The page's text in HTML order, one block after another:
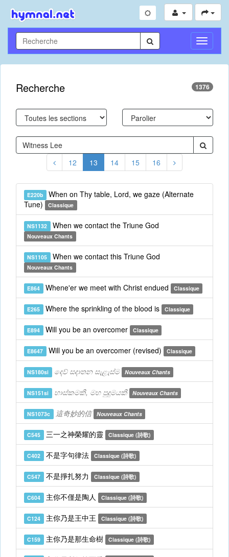
Toggle
Recherche 1376
12 13 14 15 16
E220b When on Thy table, Lord, we gaze (Alternate
Tune)
Classique
NS1132 When we contact the Triune God
Nouveaux Chants
NS1105 When we contact this Triune God
Nouveaux Chants
E864 Whene'er we meet with Christ endued Classique
E265 Where the sprinkling of the blood is Classique
E894 Will you be an overcomer Classique
E8647 Will you be an overcomer (revised) Classique
NS180si දෙව් සදාතන සැළැස්ම Nouveaux Chants
NS151si හාස්කමකී, මහ පුදුමයකී Nouveaux Chants
NS1073c 這奇妙的信 Nouveaux Chants
C545 三一之神榮耀的靈 Classique (詩歌)
C402 不是字句律法 Classique (詩歌)
C547 不是掙扎努力 Classique (詩歌)
C604 主你不僅是陶人 Classique (詩歌)
C124 主你乃是王中王 Classique (詩歌)
C159 主你乃是那生命樹 Classique (詩歌)